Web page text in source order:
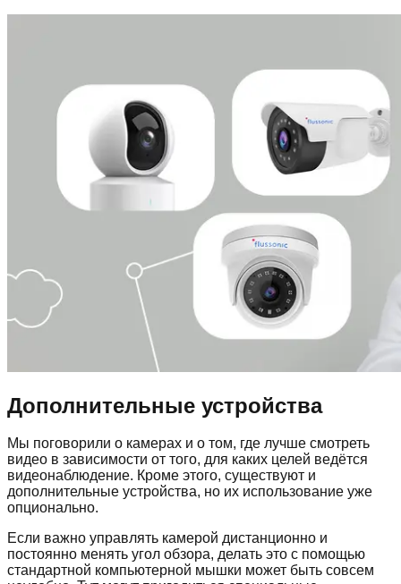
Дополнительные устройства
Мы поговорили о камерах и о том, где лучше смотреть
видео в зависимости от того, для каких целей ведётся
видеонаблюдение. Кроме этого, существуют и
дополнительные устройства, но их использование уже
опционально.
Если важно управлять камерой дистанционно и
постоянно менять угол обзора, делать это с помощью
стандартной компьютерной мышки может быть совсем